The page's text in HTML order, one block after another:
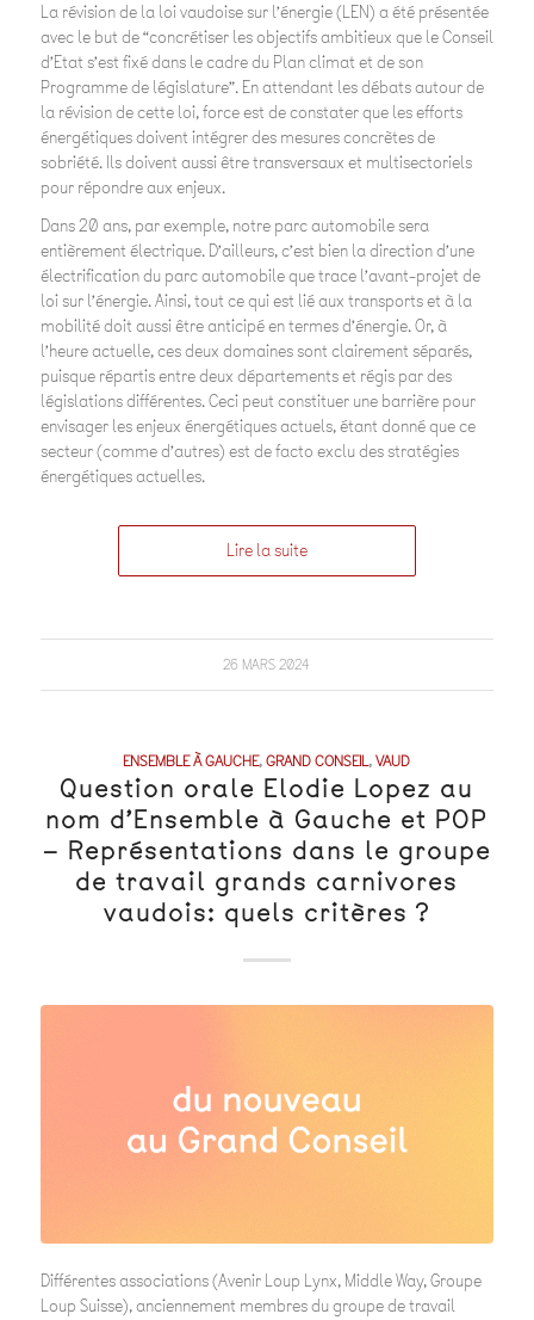
La révision de la loi vaudoise sur l’énergie (LEN) a été présentée
avec le but de “concrétiser les objectifs ambitieux que le Conseil
d’Etat s’est fixé dans le cadre du Plan climat et de son
Programme de législature”. En attendant les débats autour de
la révision de cette loi, force est de constater que les efforts
énergétiques doivent intégrer des mesures concrètes de
sobriété. Ils doivent aussi être transversaux et multisectoriels
pour répondre aux enjeux.
Dans 20 ans, par exemple, notre parc automobile sera
entièrement électrique. D’ailleurs, c’est bien la direction d’une
électrification du parc automobile que trace l’avant-projet de
loi sur l’énergie. Ainsi, tout ce qui est lié aux transports et à la
mobilité doit aussi être anticipé en termes d’énergie. Or, à
l’heure actuelle, ces deux domaines sont clairement séparés,
puisque répartis entre deux départements et régis par des
législations différentes. Ceci peut constituer une barrière pour
envisager les enjeux énergétiques actuels, étant donné que ce
secteur (comme d’autres) est de facto exclu des stratégies
énergétiques actuelles.
Lire la suite
26 MARS 2024
ENSEMBLE À GAUCHE,GRAND CONSEIL,VAUD
Question orale Elodie Lopez au
nom d’Ensemble à Gauche et POP
– Représentations dans le groupe
de travail grands carnivores
vaudois: quels critères ?
Différentes associations (Avenir Loup Lynx, Middle Way, Groupe
Loup Suisse), anciennement membres du groupe de travail